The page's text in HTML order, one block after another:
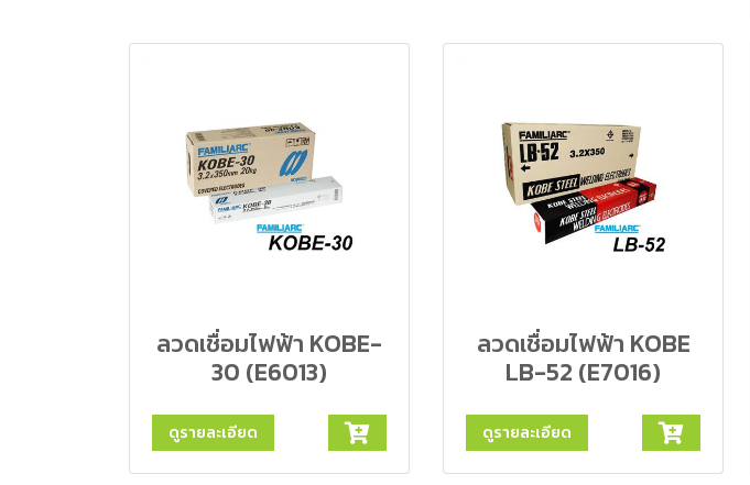
ลวดเชื่อมไฟฟ้า KOBE-
30 (E6013)
ดูรายละเอียด
ลวดเชื่อมไฟฟ้า KOBE
LB-52 (E7016)
ดูรายละเอียด